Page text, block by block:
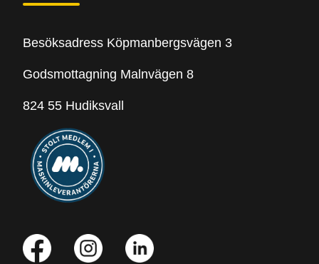
Besöksadress Köpmanbergsvägen 3
Godsmottagning Malnvägen 8
824 55 Hudiksvall